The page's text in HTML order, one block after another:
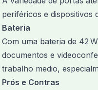
periféricos e dispositivos
Bateria
Com uma bateria de 42
documentos e
trabalho medio,
Prós e Contras